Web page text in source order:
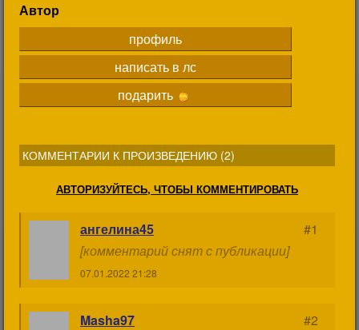
Автор
профиль
написать в лс
подарить
КОММЕНТАРИИ К ПРОИЗВЕДЕНИЮ (2)
АВТОРИЗУЙТЕСЬ, ЧТОБЫ КОММЕНТИРОВАТЬ
ангелина45
#1
[комментарий снят с публикации]
07.01.2022 21:28
Masha97
#2